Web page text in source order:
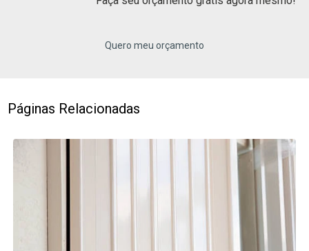
Quero meu orçamento
Páginas Relacionadas